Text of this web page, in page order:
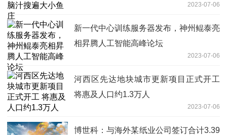
2023-07-06
新一代中心训练服务器发布，神州鲲泰亮
相昇腾人工智能高峰论坛
2023-07-06
河西区先达地块城市更新项目正式开工
将惠及人口约1.3万人
2023-07-06
博世科：与海外某纸业公司签订合计3.39